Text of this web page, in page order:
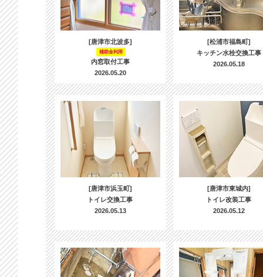
[唐津市北波多]
補助金利用
内窓取付工事
2026.05.20
[松浦市福島町]
キッチン水栓交換工事
2026.05.18
[唐津市浜玉町]
トイレ交換工事
2026.05.13
[唐津市東城内]
トイレ改装工事
2026.05.12